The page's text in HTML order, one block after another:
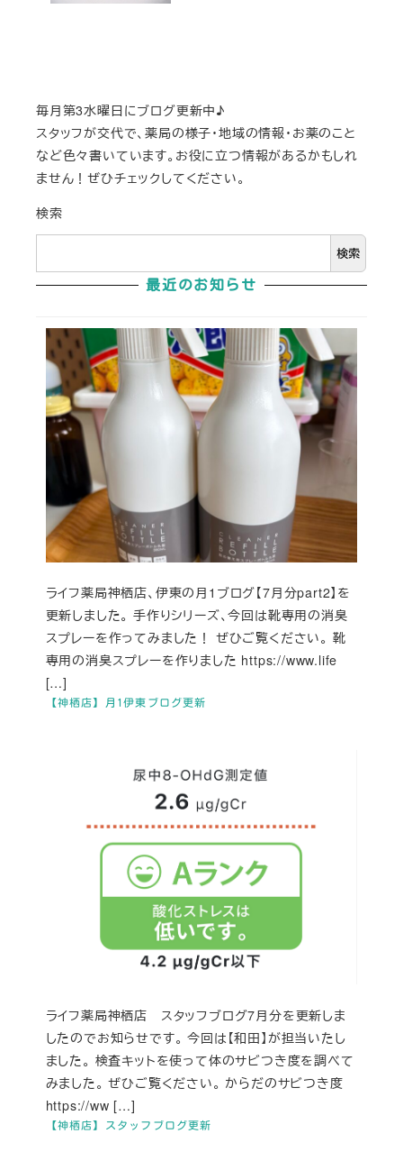
毎月第3水曜日にブログ更新中♪
スタッフが交代で、薬局の様子・地域の情報・お薬のこと
など色々書いています。お役に立つ情報があるかもしれ
ません！ぜひチェックしてください。
検索
検索
最近のお知らせ
【神栖店】月1伊東ブログ更新
ライフ薬局神栖店、伊東の月1ブログ【7月分part2】を
更新しました。 手作りシリーズ、今回は靴専用の消臭
スプレーを作ってみました！ ぜひご覧ください。 靴
専用の消臭スプレーを作りました https://www.life
[…]
【神栖店】スタッフブログ更新
ライフ薬局神栖店 スタッフブログ7月分を更新しま
したのでお知らせです。 今回は【和田】が担当いたし
ました。 検査キットを使って体のサビつき度を調べて
みました。 ぜひご覧ください。 からだのサビつき度
https://ww […]